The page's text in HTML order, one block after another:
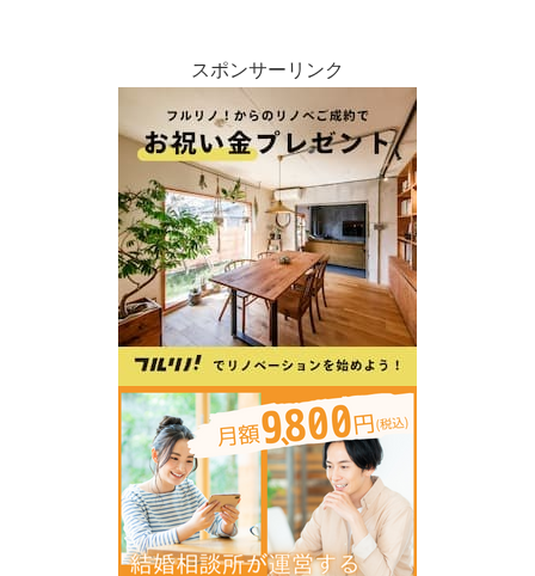
スポンサーリンク